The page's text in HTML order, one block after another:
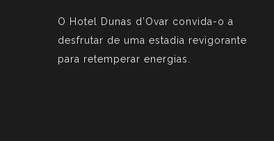
O Hotel Dunas d’Ovar convida-o a
desfrutar de uma estadia revigorante
para retemperar energias.